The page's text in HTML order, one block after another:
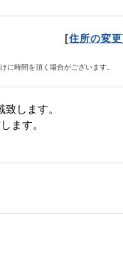
[住所の変更
に時間を頂く場合がございます。
致します。
ます。